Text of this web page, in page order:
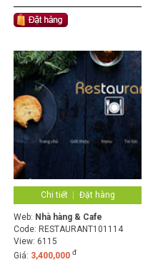
Chi tiết Đặt hàng
Web: Nhà hàng & Cafe
Code: RESTAURANT101114
View: 6115
Giá: 3,400,000 đ